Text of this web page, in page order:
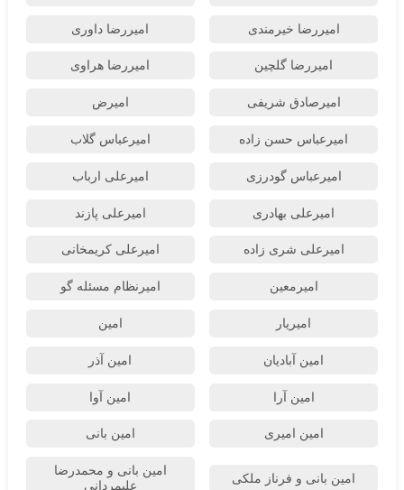
امیررضا خیرمندی امیررضا داوری
امیررضا گلچین امیررضا هراوی
امیرصادق شریفی امیرض
امیرعباس حسن زاده امیرعباس گلاب
امیرعباس گودرزی امیرعلی ارباب
امیرعلی بهادری امیرعلی پازند
امیرعلی شری زاده امیرعلی کریمخانی
امیرمعین امیرنظام مسئله گو
امیریار امین
امین آبادیان امین آذر
امین آرا امین آوا
امین امیری امین بانی
امین بانی و فرناز ملکی
امین بانی و محمدرضا
علیمردانی